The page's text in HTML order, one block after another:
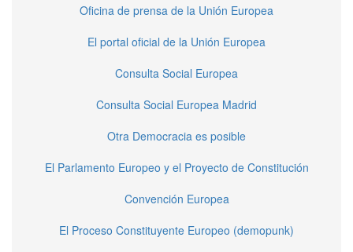
Oficina de prensa de la Unión Europea
El portal oficial de la Unión Europea
Consulta Social Europea
Consulta Social Europea Madrid
Otra Democracia es posible
El Parlamento Europeo y el Proyecto de Constitución
Convención Europea
El Proceso Constituyente Europeo (demopunk)